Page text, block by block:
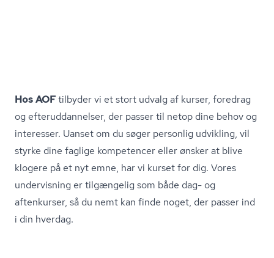
Hos AOFtilbyder vi et stort udvalg af kurser, foredrag
og ef­ter­ud­dan­nel­ser, der passer til netop dine behov og
interesser. Uanset om du søger personlig udvikling, vil
styrke dine faglige kompetencer eller ønsker at blive
klogere på et nyt emne, har vi kurset for dig. Vores
undervisning er tilgængelig som både dag- og
aftenkurser, så du nemt kan finde noget, der passer ind
i din hverdag.